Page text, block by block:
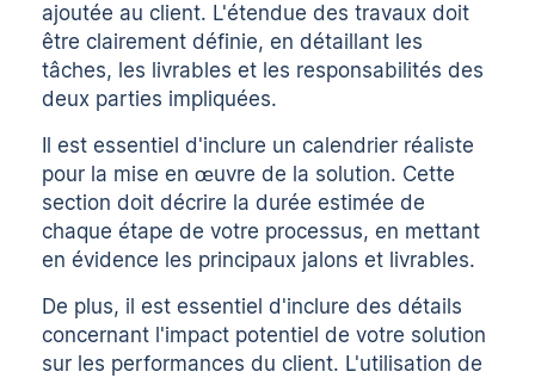
ajoutée au client. L'étendue des travaux doit
être clairement définie, en détaillant les
tâches, les livrables et les responsabilités des
deux parties impliquées.
Il est essentiel d'inclure un calendrier réaliste
pour la mise en œuvre de la solution. Cette
section doit décrire la durée estimée de
chaque étape de votre processus, en mettant
en évidence les principaux jalons et livrables.
De plus, il est essentiel d'inclure des détails
concernant l'impact potentiel de votre solution
sur les performances du client. L'utilisation de